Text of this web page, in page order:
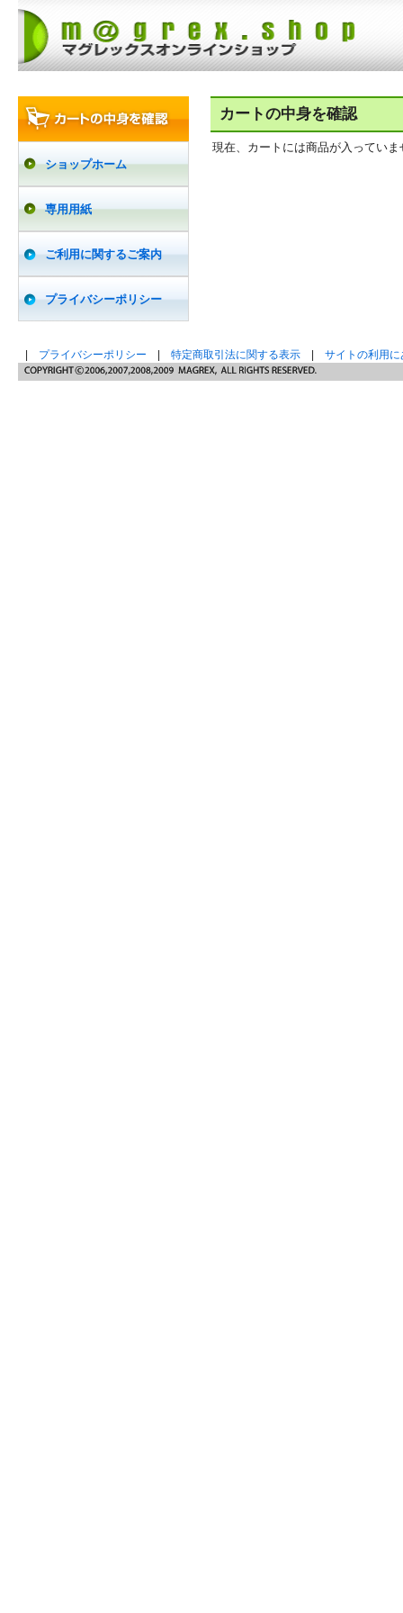
ショップホーム
専用用紙
ご利用に関するご案内
プライバシーポリシー
カートの中身を確認
現在、カートには商品が入っていま
プライバシーポリシー 特定商取引法に関する表示 サイトの利用に